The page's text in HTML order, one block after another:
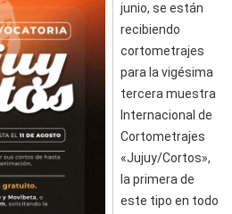
junio, se están
recibiendo
cortometrajes
para la vigésima
tercera muestra
Internacional de
Cortometrajes
«Jujuy/Cortos»,
la primera de
este tipo en todo